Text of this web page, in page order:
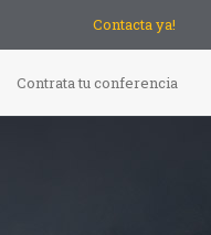
Contacta ya!
Contrata tu conferencia